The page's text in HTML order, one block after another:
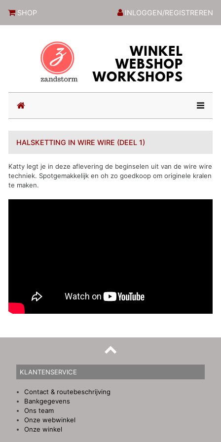
SHOP INLOGGEN/REGISTREREN
(current)
HALSKETTING IN WIRE WIRE (DEEL 1)
Katty legt je in deze aflevering de beginselen uit van de wire wire
techniek. Spotgemakkelijk en oh zo goedkoop om originele kralen
te maken.
KLANTENSERVICE
Contact & routebeschrijving
Bankgegevens
Ons team
Onze webwinkel
Onze winkel